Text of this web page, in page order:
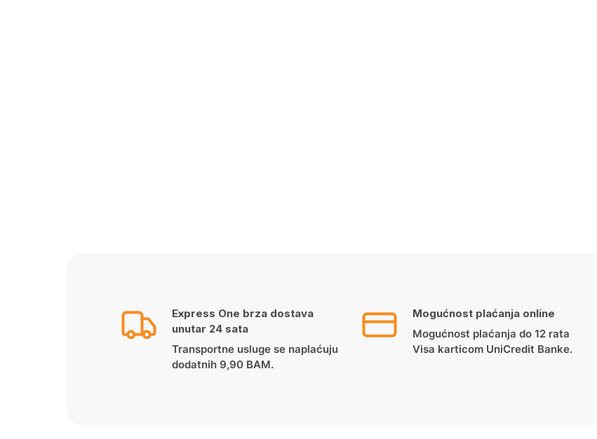
Express One brza dostava
unutar 24 sata
Transportne usluge se naplaćuju
dodatnih 9,90 BAM.
Mogućnost plaćanja online
Mogućnost plaćanja do 12 rata
Visa karticom UniCredit Banke.